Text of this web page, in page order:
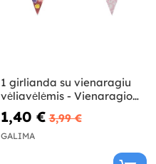
1 girlianda su vienaragiu
vėliavėlėmis - Vienaragio
gėlės
1,40 € 3,99 €
GALIMA